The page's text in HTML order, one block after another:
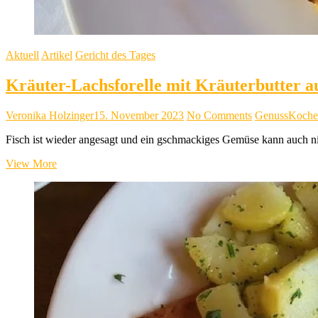
Aktuell Artikel Gericht des Tages
Kräuter-Lachsforelle mit Kräuterbutter
Veronika Holzinger15. November 2023 No Comments Genuss
Fisch ist wieder angesagt und ein gschmackiges Gemüse kann
View MoreKräuter-
Kräuterbutter
Paprikagemüse